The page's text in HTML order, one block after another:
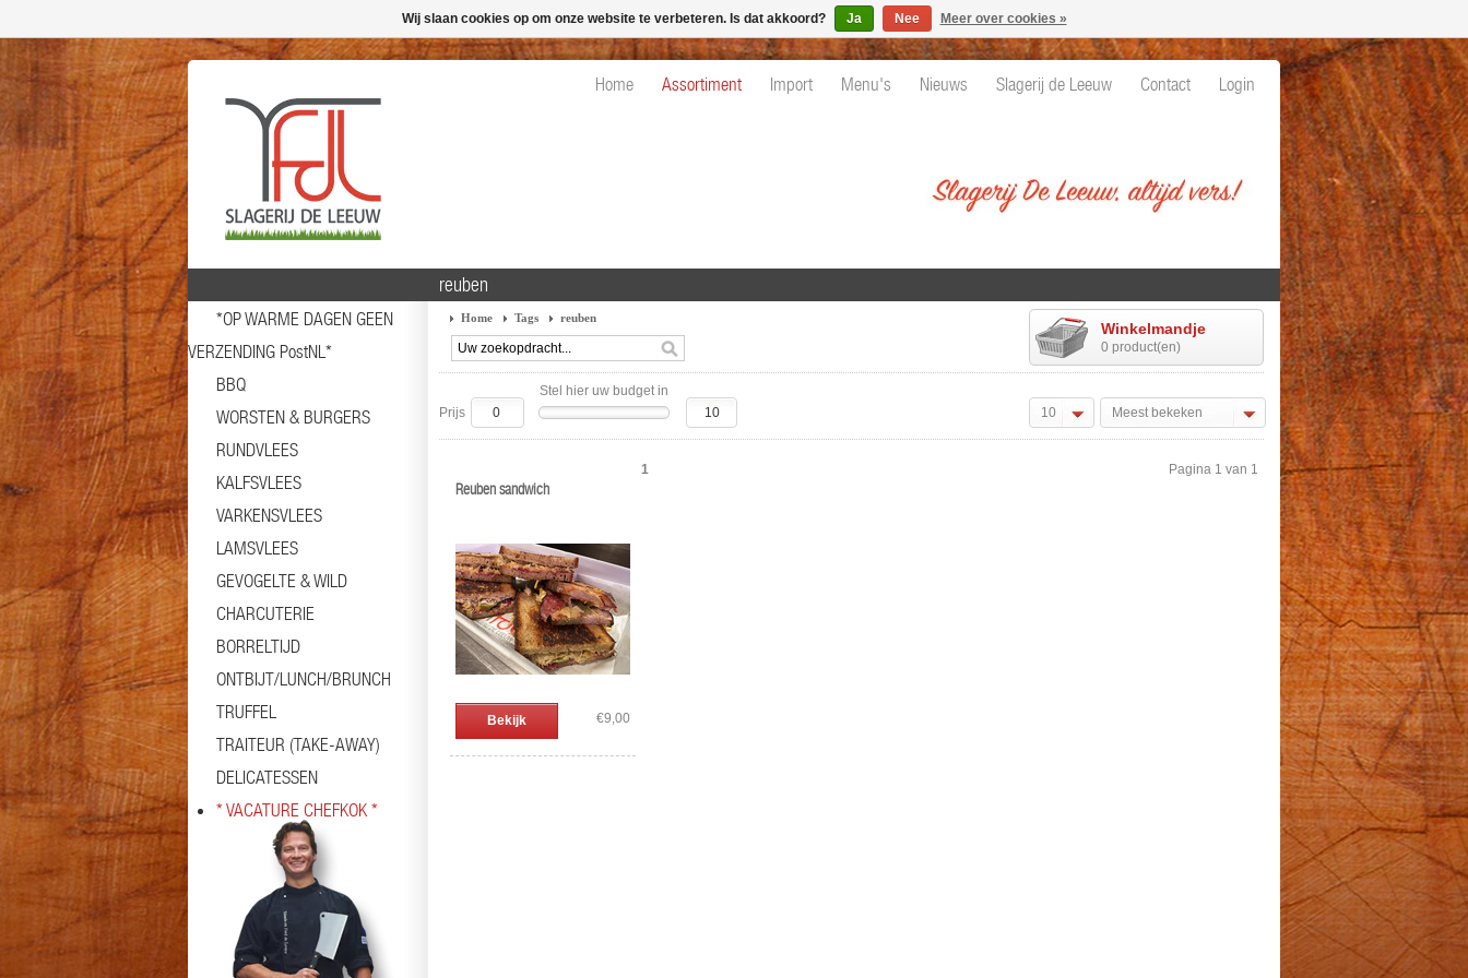
Home Assortiment Import Menu's Nieuws Slagerij de Leeuw Contact Login
*OP WARME DAGEN GEEN
VERZENDING PostNL*
BBQ
WORSTEN & BURGERS
RUNDVLEES
KALFSVLEES
VARKENSVLEES
LAMSVLEES
GEVOGELTE & WILD
CHARCUTERIE
BORRELTIJD
ONTBIJT/LUNCH/BRUNCH
TRUFFEL
TRAITEUR (TAKE-AWAY)
DELICATESSEN
* VACATURE CHEFKOK *
reuben
Home Tags reuben
Winkelmandje
0 product(en)
Stel hier uw budget in
Prijs
10 Meest bekeken
Reuben sandwich
Bekijk €9,00
1 Pagina 1 van 1
Wij slaan cookies op om onze website te verbeteren. Is dat akkoord? Ja Nee Meer over cookies »